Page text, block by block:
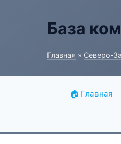
База
Главная » Северо-
🏠 Главная